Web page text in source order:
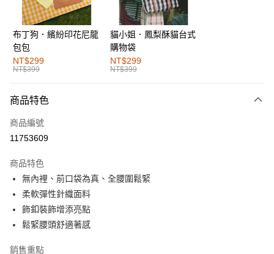
街口支付
運送方式
全家取貨付款
每筆NT$60，滿NT$1,000(含以上)免運費
付款後全家取貨
萊爾富取貨付款
付款後萊爾富取貨
每筆NT$60，滿NT$1,000(含以上)免運費
7-11取貨付款
每筆NT$60，滿NT$1,000(含以上)免運費
布丁狗．繽紛印花尼龍
包包
NT$299
NT$399
貓小姐．鳳梨酥貓台式
購物袋
NT$299
NT$399
商品特色
商品編號
11753609
商品特色
無內裡、前口袋為真、全腰圍鬆緊
柔軟彈性針織面料
飾釦裝飾增添亮點
鬆緊腰頭舒適著感
銷售重點